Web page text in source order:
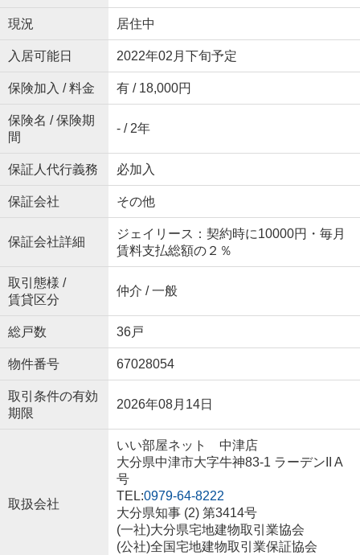
現況 居住中
入居可能日 2022年02月下旬予定
保険加入 / 料金 有 / 18,000円
保険名 / 保険期
間
- / 2年
保証人代行義務 必加入
保証会社 その他
保証会社詳細
ジェイリース：契約時に10000円・毎月
賃料支払総額の２％
取引態様 /
賃貸区分
仲介 / 一般
総戸数 36戸
物件番号 67028054
取引条件の有効
期限
2026年08月14日
取扱会社
いい部屋ネット 中津店
大分県中津市大字牛神83-1 ラーデンII A
号
TEL:0979-64-8222
大分県知事 (2) 第3414号
(一社)大分県宅地建物取引業協会
(公社)全国宅地建物取引業保証協会